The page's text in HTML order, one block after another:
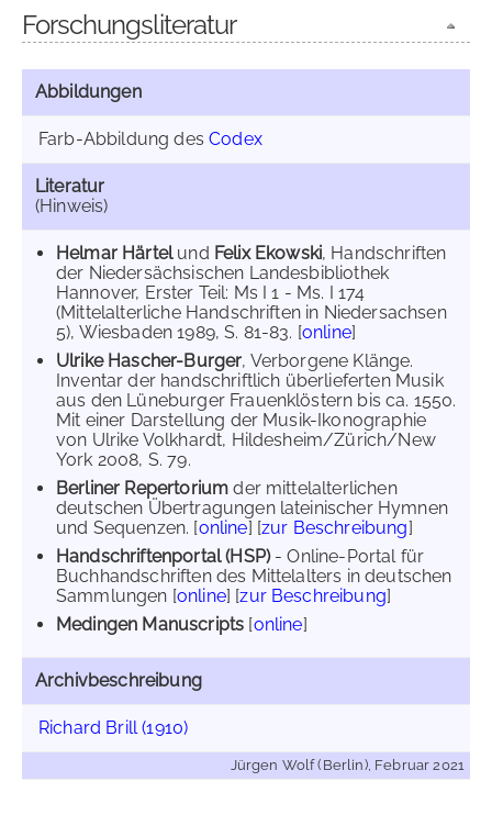
Forschungsliteratur
Abbildungen
Farb-Abbildung desCodex
Literatur
(Hinweis)
Helmar Härtelund Felix Ekowski, Handschriften
der Niedersächsischen Landesbibliothek
Hannover, Erster Teil: Ms I 1 - Ms. I 174
(Mittelalterliche Handschriften in Niedersachsen
5), Wiesbaden 1989, S. 81-83. [online]
Ulrike Hascher-Burger, Verborgene Klänge.
Inventar der handschriftlich überlieferten Musik
aus den Lüneburger Frauenklöstern bis ca. 1550.
Mit einer Darstellung der Musik-Ikonographie
von Ulrike Volkhardt, Hildesheim/Zürich/New
York 2008, S. 79.
Berliner Repertorium der mittelalterlichen
deutschen Übertragungen lateinischer Hymnen
und Sequenzen. [online] [zur Beschreibung]
Handschriftenportal (HSP)- Online-Portal für
Buchhandschriften des Mittelalters in deutschen
Sammlungen [online] [zur Beschreibung]
Medingen Manuscripts [online]
Archivbeschreibung
Richard Brill (1910)
Jürgen Wolf (Berlin), Februar 2021